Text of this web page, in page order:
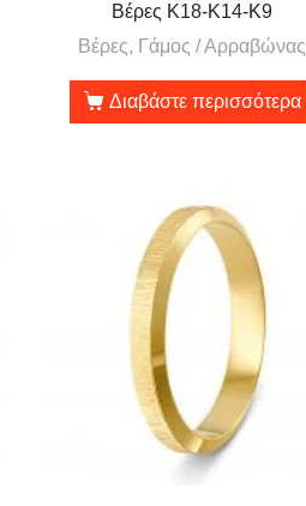
Βέρες Κ18-Κ14-Κ9
Βέρες, Γάμος / Αρραβώνας
Διαβάστε περισσότερα